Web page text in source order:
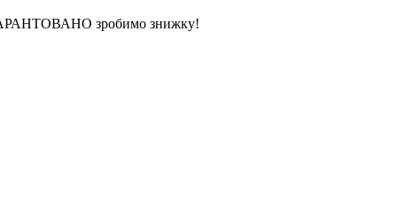
зробимо знижку!